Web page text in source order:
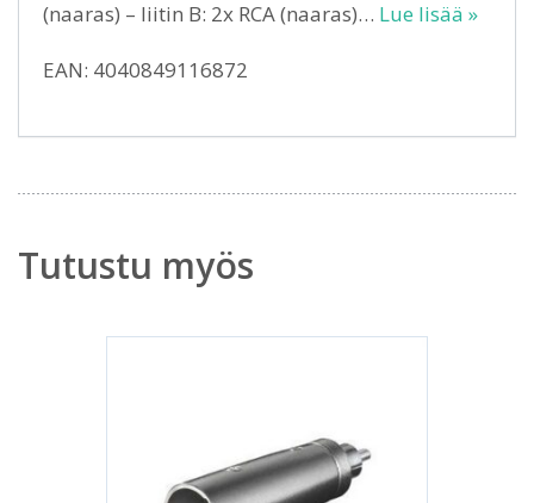
(naaras) – liitin B: 2x RCA (naaras)… Lue lisää »
EAN: 4040849116872
Tutustu myös